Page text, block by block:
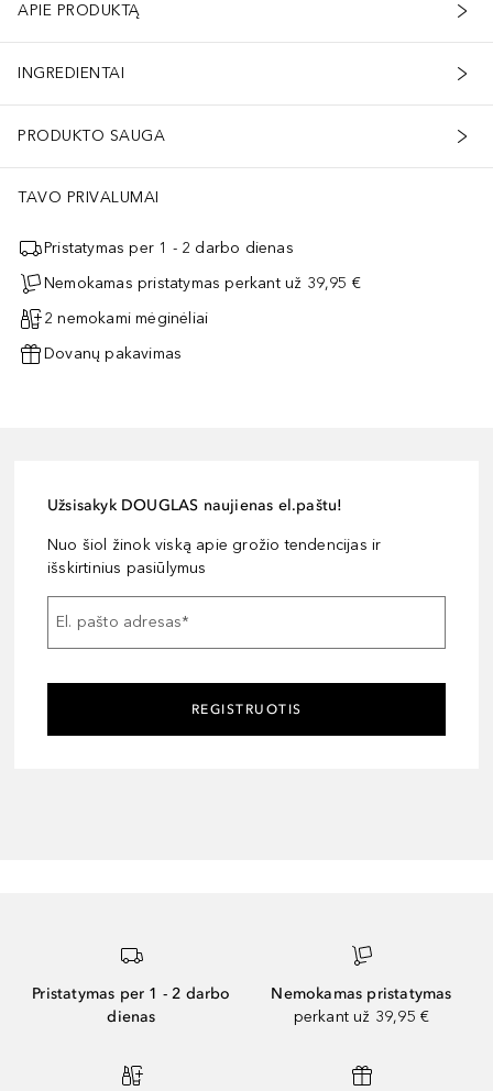
APIE PRODUKTĄ
INGREDIENTAI
PRODUKTO SAUGA
TAVO PRIVALUMAI
Pristatymas per 1 - 2 darbo dienas
Nemokamas pristatymas perkant už 39,95 €
2 nemokami mėginėliai
Dovanų pakavimas
Užsisakyk DOUGLAS naujienas el.paštu!
Nuo šiol žinok viską apie grožio tendencijas ir
išskirtinius pasiūlymus
El. pašto adresas*
REGISTRUOTIS
Pristatymas per 1 - 2 darbo
dienas
Nemokamas pristatymas
perkant už 39,95 €